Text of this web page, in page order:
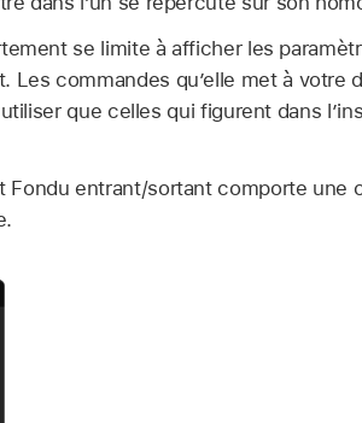
se limite à afficher les
Les commandes qu’elle met à votre
que celles qui figurent dans
Fondu entrant/sortant comporte une